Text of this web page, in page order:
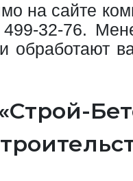
на сайте
32-76.